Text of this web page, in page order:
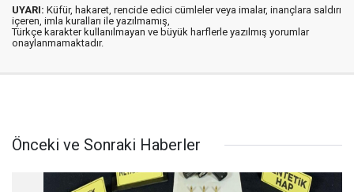
UYARI: Küfür, hakaret, rencide edici cümleler veya imalar, inançlara saldırı
içeren, imla kuralları ile yazılmamış,
Türkçe karakter kullanılmayan ve büyük harflerle yazılmış yorumlar
onaylanmamaktadır.
Önceki ve Sonraki Haberler